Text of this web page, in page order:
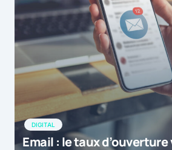
DIGITAL
Email : le taux